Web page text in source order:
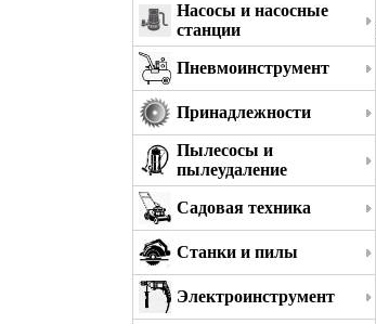
Насосы и насосные
станции
Пневмоинструмент
Принадлежности
Пылесосы и
пылеудаление
Садовая техника
Станки и пилы
Электроинструмент